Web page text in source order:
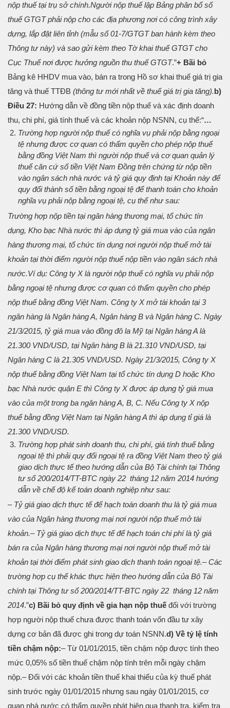
nộp thuế tại trụ sở chính.Người nộp thuế lập Bảng phân bổ số
thuế GTGT phải nộp cho các địa phương nơi có công trình xây
dựng, lắp đặt liên tỉnh (mẫu số 01-7/GTGT ban hành kèm theo
Thông tư này) và sao gửi kèm theo Tờ khai thuế GTGT cho
Cục Thuế nơi được hưởng nguồn thu thuế GTGT.”+ Bãi bỏ
Bảng kê HHDV mua vào, bán ra trong Hồ sơ khai thuế giá trị gia
tăng và thuế TTĐB (thông tư mới nhất về thuế giá trị gia tăng).b)
Điều 27: Hướng dẫn về đồng tiền nộp thuế và xác định doanh
thu, chi phí, giá tính thuế và các khoản nộp NSNN, cụ thể:“…
Trường hợp người nộp thuế có nghĩa vụ phải nộp bằng ngoại
tệ nhưng được cơ quan có thẩm quyền cho phép nộp thuế
bằng đồng Việt Nam thì người nộp thuế và cơ quan quản lý
thuế căn cứ số tiền Việt Nam Đồng trên chứng từ nộp tiền
vào ngân sách nhà nước và tỷ giá quy định tại Khoản này để
quy đổi thành số tiền bằng ngoại tệ để thanh toán cho khoản
nghĩa vụ phải nộp bằng ngoại tệ, cụ thể như sau:
Trường hợp nộp tiền tại ngân hàng thương mại, tổ chức tín
dụng, Kho bạc Nhà nước thì áp dụng tỷ giá mua vào của ngân
hàng thương mại, tổ chức tín dụng nơi người nộp thuế mở tài
khoản tại thời điểm người nộp thuế nộp tiền vào ngân sách nhà
nước.Ví dụ: Công ty X là người nộp thuế có nghĩa vụ phải nộp
bằng ngoại tệ nhưng được cơ quan có thẩm quyền cho phép
nộp thuế bằng đồng Việt Nam. Công ty X mở tài khoản tại 3
ngân hàng là Ngân hàng A, Ngân hàng B và Ngân hàng C. Ngày
21/3/2015, tỷ giá mua vào đồng đô la Mỹ tại Ngân hàng A là
21.300 VND/USD, tại Ngân hàng B là 21.310 VND/USD, tại
Ngân hàng C là 21.305 VND/USD. Ngày 21/3/2015, Công ty X
nộp thuế bằng đồng Việt Nam tại tổ chức tín dụng D hoặc Kho
bạc Nhà nước quận E thì Công ty X được áp dụng tỷ giá mua
vào của một trong ba ngân hàng A, B, C. Nếu Công ty X nộp
thuế bằng đồng Việt Nam tại Ngân hàng A thì áp dụng tỉ giá là
21.300 VND/USD.
Trường hợp phát sinh doanh thu, chi phí, giá tính thuế bằng
ngoại tệ thì phải quy đổi ngoại tệ ra đồng Việt Nam theo tỷ giá
giao dịch thực tế theo hướng dẫn của Bộ Tài chính tại Thông
tư số 200/2014/TT-BTC ngày 22 tháng 12 năm 2014 hướng
dẫn về chế độ kế toán doanh nghiệp như sau:
– Tỷ giá giao dịch thực tế để hạch toán doanh thu là tỷ giá mua
vào của Ngân hàng thương mại nơi người nộp thuế mở tài
khoản.– Tỷ giá giao dịch thực tế để hạch toán chi phí là tỷ giá
bán ra của Ngân hàng thương mại nơi người nộp thuế mở tài
khoản tại thời điểm phát sinh giao dịch thanh toán ngoại tệ.– Các
trường hợp cụ thể khác thực hiện theo hướng dẫn của Bộ Tài
chính tại Thông tư số 200/2014/TT-BTC ngày 22 tháng 12 năm
2014.”c) Bãi bỏ quy định về gia hạn nộp thuế đối với trường
hợp người nộp thuế chưa được thanh toán vốn đầu tư xây
dựng cơ bản đã được ghi trong dự toán NSNN.d) Về tỷ lệ tính
tiền chậm nộp:– Từ 01/01/2015, tiền chậm nộp được tính theo
mức 0,05% số tiền thuế chậm nộp tính trên mỗi ngày chậm
nộp.– Đối với các khoản tiền thuế khai thiếu của kỳ thuế phát
sinh trước ngày 01/01/2015 nhưng sau ngày 01/01/2015, cơ
quan nhà nước có thẩm quyền phát hiện qua thanh tra, kiểm tra